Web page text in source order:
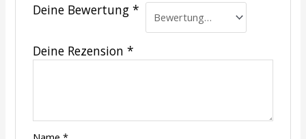
Deine Bewertung *
Deine Rezension *